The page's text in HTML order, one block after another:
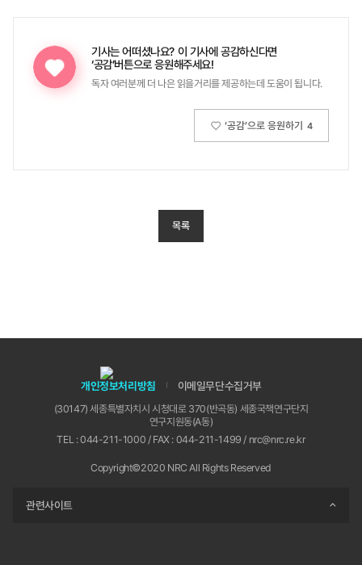
기사는 어떠셨나요? 이 기사에 공감하신다면
‘공감’버튼으로 응원해주세요!
독자 여러분께 더 나은 읽을거리를 제공하는데 도움이 됩니다.
‘공감’으로 응원하기 4
목록
개인정보처리방침 이메일무단수집거부
(30147) 세종특별자치시 시청대로 370(반곡동) 세종국책연구단지
연구지원동(A동)
TEL : 044-211-1000 / FAX : 044-211-1499 / nrc@nrc.re.kr
Copyright©2020 NRC All Rights Reserved
관련사이트